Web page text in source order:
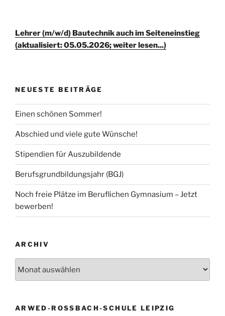
Lehrer (m/w/d) Bautechnik auch im Seiteneinstieg
(aktualisiert: 05.05.2026; weiter lesen...)
NEUESTE BEITRÄGE
Einen schönen Sommer!
Abschied und viele gute Wünsche!
Stipendien für Auszubildende
Berufsgrundbildungsjahr (BGJ)
Noch freie Plätze im Beruflichen Gymnasium – Jetzt
bewerben!
ARCHIV
ARWED-ROSSBACH-SCHULE LEIPZIG